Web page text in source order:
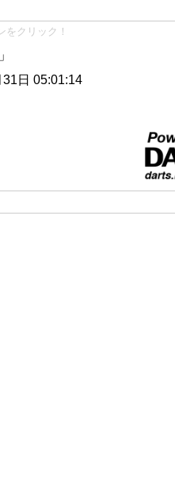
クリック！
日 05:01:14